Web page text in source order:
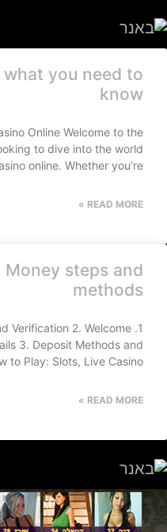
you need to
know
Online Welcome to the
to dive into the world
online. Whether you’re
READ MORE »
Money steps and
methods
Verification 2. Welcome
3. Deposit Methods and
to Play: Slots, Live Casino
READ MORE »